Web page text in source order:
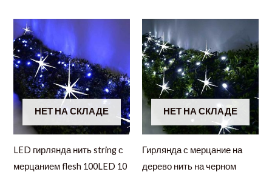
НЕТ НА СКЛАДЕ
LED гирлянда нить string с
мерцанием flesh 100LED 10
НЕТ НА СКЛАДЕ
Гирлянда с мерцание на
дерево нить на черном